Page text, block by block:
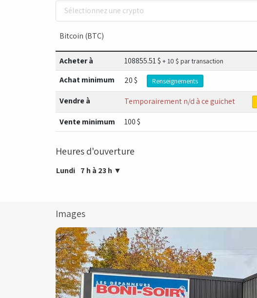
Sélectionnez une crypto
Bitcoin (BTC)
Acheter à 108855.51$ + 10 $ par transaction
Achat minimum 20 $ Renseignements
Vendre à Temporairement n/d à ce guichet
Vente minimum 100 $
Heures d'ouverture
Lundi 7 h à 23 h ▼
Images